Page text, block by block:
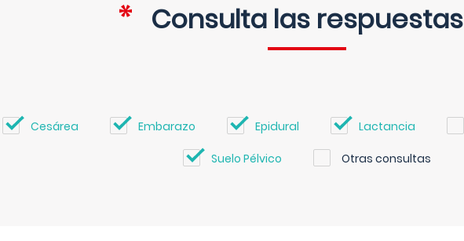
Consulta las respuestas
Cesárea Embarazo Epidural Lactancia
Suelo Pélvico Otras consultas